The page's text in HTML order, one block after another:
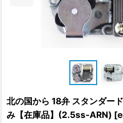
北の国から 18弁 スタンダー
み【在庫品】(2.5ss-ARN) [